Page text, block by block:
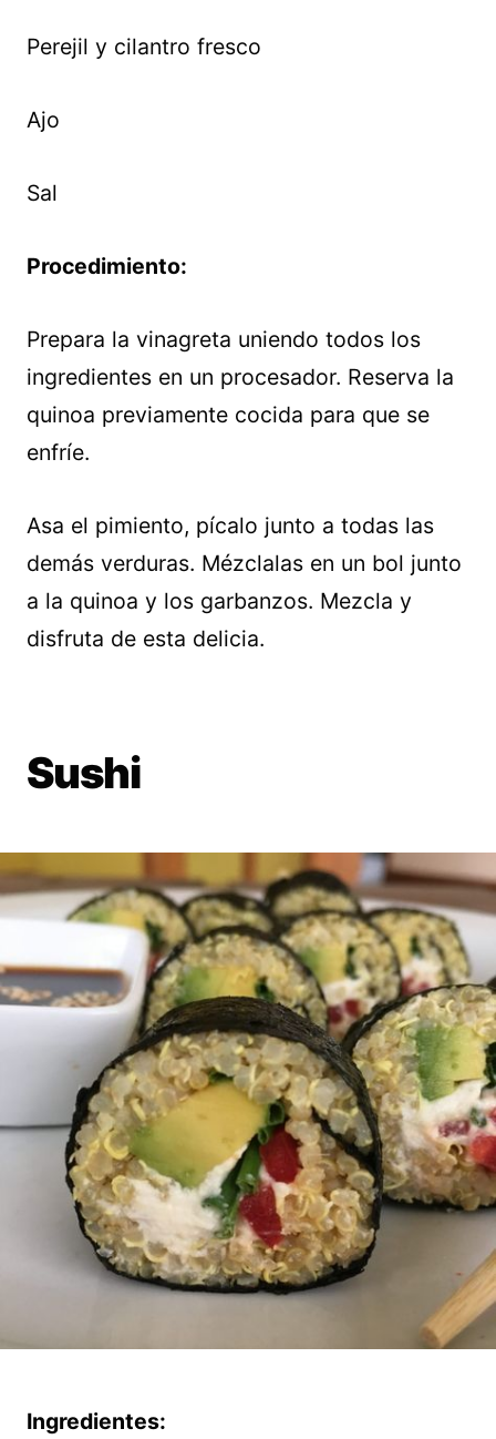
Perejil y cilantro fresco
Ajo
Sal
Procedimiento:
Prepara la vinagreta uniendo todos los
ingredientes en un procesador. Reserva la
quinoa previamente cocida para que se
enfríe.
Asa el pimiento, pícalo junto a todas las
demás verduras. Mézclalas en un bol junto
a la quinoa y los garbanzos. Mezcla y
disfruta de esta delicia.
Sushi
Ingredientes: